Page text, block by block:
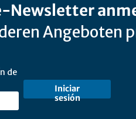
Newsletter
Angeboten
de
Iniciar
sesión